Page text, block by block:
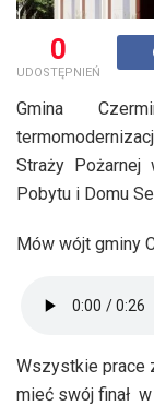
0
UDOSTĘPNIEŃ
Gmina
Straży
Pobytu i Domu
Mów wójt gminy
Wszystkie prace
mieć swój finał